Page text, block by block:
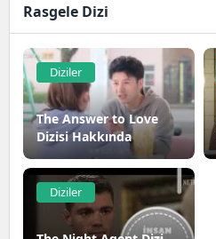
Rasgele Dizi
Diziler
The Answer to Love
Dizisi Hakkında
Diziler